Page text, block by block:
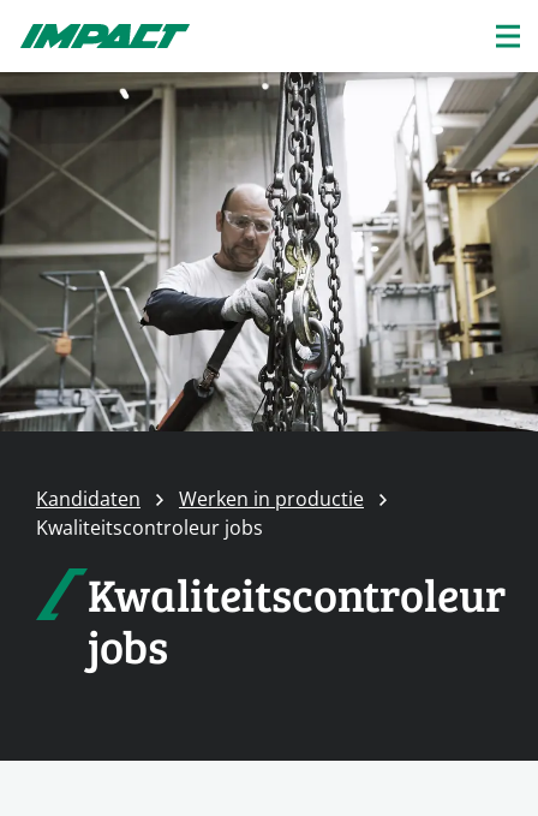
Kandidaten
Werken in productie
Kwaliteitscontroleur jobs
Kwaliteitscontroleur
jobs